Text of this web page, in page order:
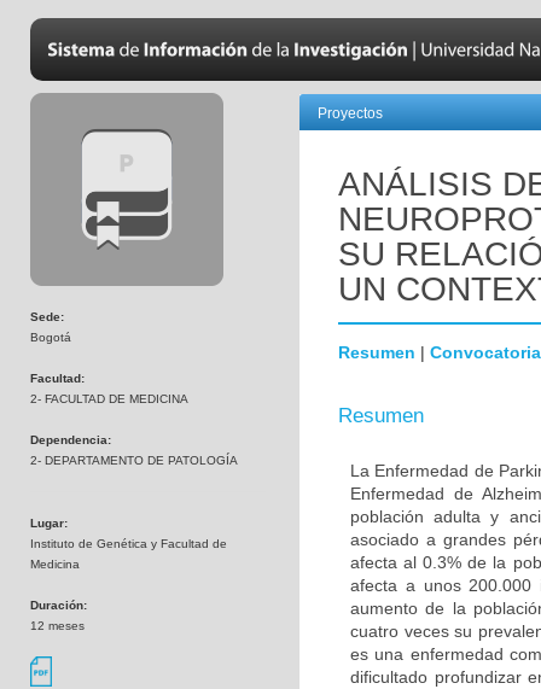
Sede:
Bogotá
Facultad:
2- FACULTAD DE MEDICINA
Dependencia:
2- DEPARTAMENTO DE PATOLOGÍA
Lugar:
Instituto de Genética y Facultad de
Medicina
Duración:
12 meses
Proyectos
ANÁLISIS
SU
UN
Resumen | Convocatoria
Resumen
La Enfermedad de
Enfermedad de
población adulta y
asociado a grandes
afecta al 0.3% de la
afecta a unos 200.000
aumento de la
cuatro veces su
es una enfermedad
dificultado profundizar